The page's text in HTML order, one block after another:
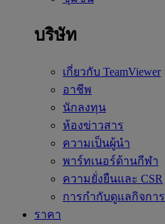
บริษัท
เกี่ยวกับ TeamViewer
อาชีพ
นักลงทุน
ห้องข่าวสาร
ความเป็นผู้นำ
พาร์ทเนอร์ด้านกีฬา
ความยั่งยืนและ CSR
การกำกับดูแลกิจการ
ราคา